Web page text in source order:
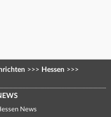
>>> Hessen >>>
News